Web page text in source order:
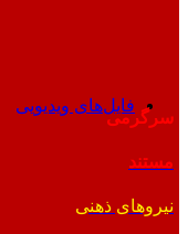
فایل‌های ویدیویی
سرگرمی
مستند
نیروهای ذهنی